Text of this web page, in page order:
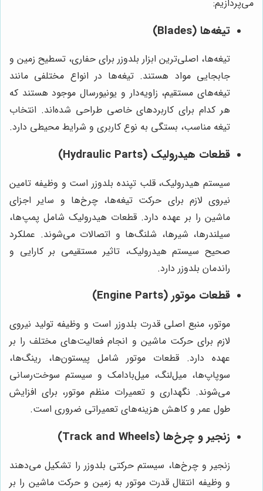
می‌پردازیم:
تیغه‌ها (Blades)
تیغه‌ها، اصلی‌ترین ابزار بلدوزر برای حفاری، تسطیح زمین و
جابجایی مواد هستند. تیغه‌ها در انواع مختلفی مانند
تیغه‌های مستقیم، زاویه‌دار و یونیورسال موجود هستند که
هر کدام برای کاربردهای خاصی طراحی شده‌اند. انتخاب
تیغه مناسب، بستگی به نوع کاربری و شرایط محیطی دارد.
قطعات هیدرولیک (Hydraulic Parts)
سیستم هیدرولیک، قلب تپنده بلدوزر است و وظیفه تامین
نیروی لازم برای حرکت تیغه‌ها، چرخ‌ها و سایر اجزای
ماشین را بر عهده دارد. قطعات هیدرولیک شامل پمپ‌ها،
سیلندرها، شیرها، شلنگ‌ها و اتصالات می‌شوند. عملکرد
صحیح سیستم هیدرولیک، تاثیر مستقیمی بر کارایی و
راندمان بلدوزر دارد.
قطعات موتور (Engine Parts)
موتور، منبع اصلی قدرت بلدوزر است و وظیفه تولید نیروی
لازم برای حرکت ماشین و انجام فعالیت‌های مختلف را بر
عهده دارد. قطعات موتور شامل پیستون‌ها، رینگ‌ها،
سوپاپ‌ها، میل‌لنگ، میل‌بادامک و سیستم سوخت‌رسانی
می‌شوند. نگهداری و تعمیرات منظم موتور، برای افزایش
طول عمر و کاهش هزینه‌های تعمیراتی ضروری است.
زنجیر و چرخ‌ها (Track and Wheels)
زنجیر و چرخ‌ها، سیستم حرکتی بلدوزر را تشکیل می‌دهند
و وظیفه انتقال قدرت موتور به زمین و حرکت ماشین را بر